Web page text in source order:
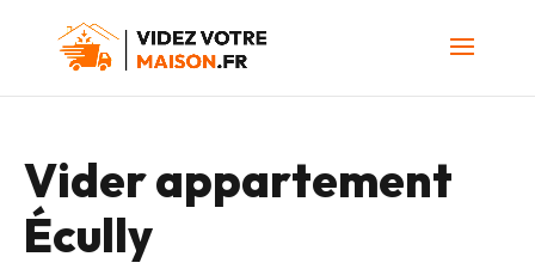
Vider appartement
Écully